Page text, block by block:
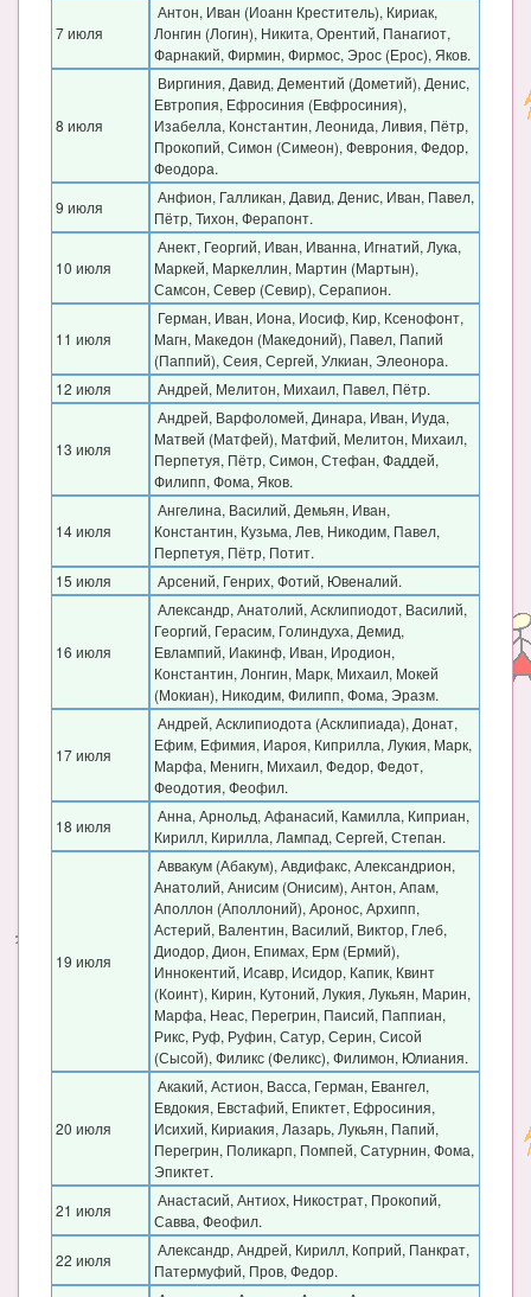
7 июля
Антон, Иван (Иоанн Креститель), Кириак,
Лонгин (Логин), Никита, Орентий, Панагиот,
Фарнакий, Фирмин, Фирмос, Эрос (Ерос), Яков.
8 июля
Виргиния, Давид, Дементий (Дометий), Денис,
Евтропия, Ефросиния (Евфросиния),
Изабелла, Константин, Леонида, Ливия, Пётр,
Прокопий, Симон (Симеон), Феврония, Федор,
Феодора.
9 июля
Анфион, Галликан, Давид, Денис, Иван, Павел,
Пётр, Тихон, Ферапонт.
10 июля
Анект, Георгий, Иван, Иванна, Игнатий, Лука,
Маркей, Маркеллин, Мартин (Мартын),
Самсон, Север (Севир), Серапион.
11 июля
Герман, Иван, Иона, Иосиф, Кир, Ксенофонт,
Магн, Македон (Македоний), Павел, Папий
(Паппий), Сеия, Сергей, Улкиан, Элеонора.
12 июля
Андрей, Мелитон, Михаил, Павел, Пётр.
13 июля
Андрей, Варфоломей, Динара, Иван, Иуда,
Матвей (Матфей), Матфий, Мелитон, Михаил,
Перпетуя, Пётр, Симон, Стефан, Фаддей,
Филипп, Фома, Яков.
14 июля
Ангелина, Василий, Демьян, Иван,
Константин, Кузьма, Лев, Никодим, Павел,
Перпетуя, Пётр, Потит.
15 июля
Арсений, Генрих, Фотий, Ювеналий.
16 июля
Александр, Анатолий, Асклипиодот, Василий,
Георгий, Герасим, Голиндуха, Демид,
Евлампий, Иакинф, Иван, Иродион,
Константин, Лонгин, Марк, Михаил, Мокей
(Мокиан), Никодим, Филипп, Фома, Эразм.
17 июля
Андрей, Асклипиодота (Асклипиада), Донат,
Ефим, Ефимия, Иароя, Киприлла, Лукия, Марк,
Марфа, Менигн, Михаил, Федор, Федот,
Феодотия, Феофил.
18 июля
Анна, Арнольд, Афанасий, Камилла, Киприан,
Кирилл, Кирилла, Лампад, Сергей, Степан.
19 июля
Аввакум (Абакум), Авдифакс, Александрион,
Анатолий, Анисим (Онисим), Антон, Апам,
Аполлон (Аполлоний), Аронос, Архипп,
Астерий, Валентин, Василий, Виктор, Глеб,
Диодор, Дион, Епимах, Ерм (Ермий),
Иннокентий, Исавр, Исидор, Капик, Квинт
(Коинт), Кирин, Кутоний, Лукия, Лукьян, Марин,
Марфа, Неас, Перегрин, Паисий, Паппиан,
Рикс, Руф, Руфин, Сатур, Серин, Сисой
(Сысой), Филикс (Феликс), Филимон, Юлиания.
20 июля
Акакий, Астион, Васса, Герман, Евангел,
Евдокия, Евстафий, Епиктет, Ефросиния,
Исихий, Кириакия, Лазарь, Лукьян, Папий,
Перегрин, Поликарп, Помпей, Сатурнин, Фома,
Эпиктет.
21 июля
Анастасий, Антиох, Никострат, Прокопий,
Савва, Феофил.
22 июля
Александр, Андрей, Кирилл, Коприй, Панкрат,
Патермуфий, Пров, Федор.